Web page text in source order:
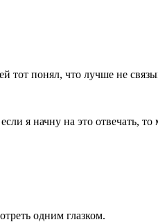
тот понял, что лучше не
я начну на это отвечать,
одним глазком.